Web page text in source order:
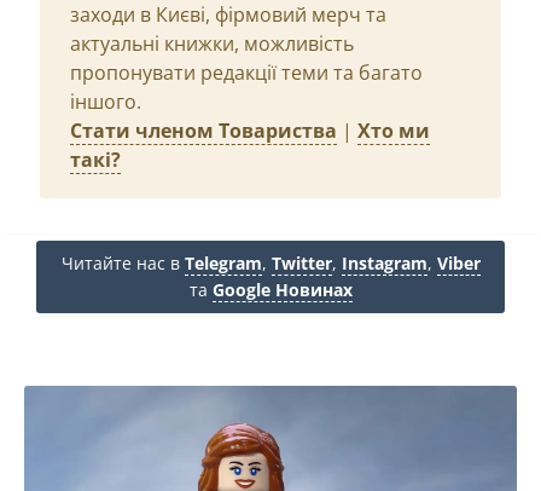
заходи в Києві, фірмовий мерч та
актуальні книжки, можливість
пропонувати редакції теми та багато
іншого.
Стати членом Товариства | Хто ми
такі?
Читайте нас в Telegram, Twitter, Instagram, Viber
та Google Новинах